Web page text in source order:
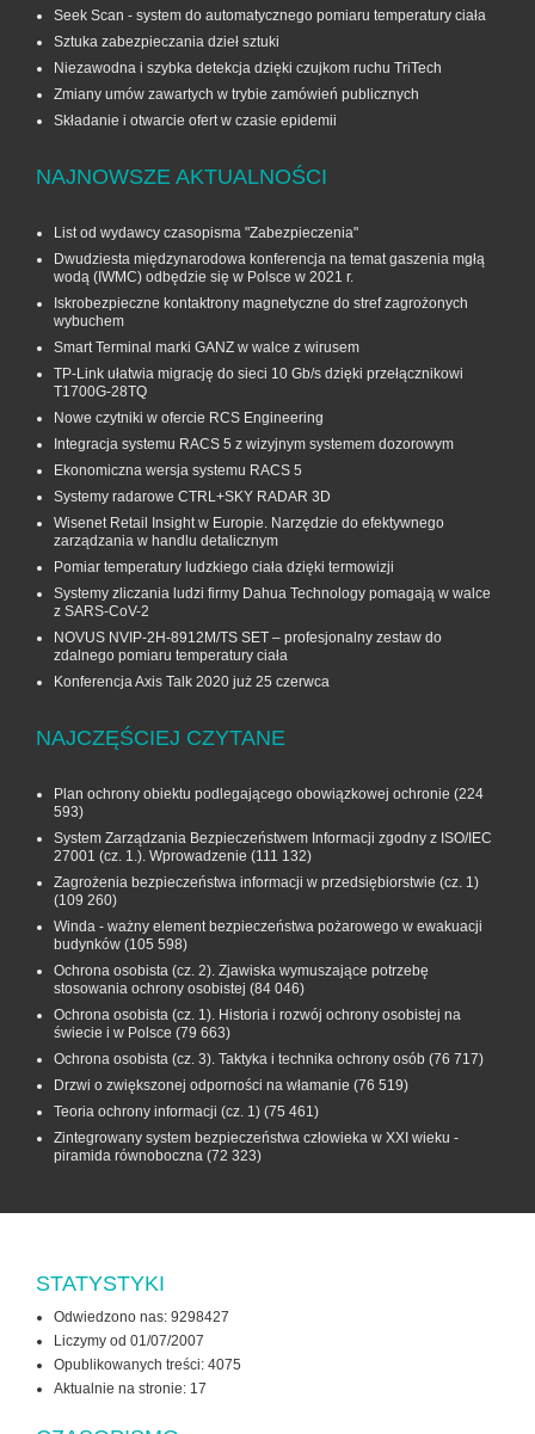
Seek Scan - system do automatycznego pomiaru temperatury ciała
Sztuka zabezpieczania dzieł sztuki
Niezawodna i szybka detekcja dzięki czujkom ruchu TriTech
Zmiany umów zawartych w trybie zamówień publicznych
Składanie i otwarcie ofert w czasie epidemii
NAJNOWSZE AKTUALNOŚCI
List od wydawcy czasopisma "Zabezpieczenia"
Dwudziesta międzynarodowa konferencja na temat gaszenia mgłą
wodą (IWMC) odbędzie się w Polsce w 2021 r.
Iskrobezpieczne kontaktrony magnetyczne do stref zagrożonych
wybuchem
Smart Terminal marki GANZ w walce z wirusem
TP-Link ułatwia migrację do sieci 10 Gb/s dzięki przełącznikowi
T1700G‑28TQ
Nowe czytniki w ofercie RCS Engineering
Integracja systemu RACS 5 z wizyjnym systemem dozorowym
Ekonomiczna wersja systemu RACS 5
Systemy radarowe CTRL+SKY RADAR 3D
Wisenet Retail Insight w Europie. Narzędzie do efektywnego
zarządzania w handlu detalicznym
Pomiar temperatury ludzkiego ciała dzięki termowizji
Systemy zliczania ludzi firmy Dahua Technology pomagają w walce
z SARS-CoV-2
NOVUS NVIP-2H-8912M/TS SET – profesjonalny zestaw do
zdalnego pomiaru temperatury ciała
Konferencja Axis Talk 2020 już 25 czerwca
NAJCZĘŚCIEJ CZYTANE
Plan ochrony obiektu podlegającego obowiązkowej ochronie (224
593)
System Zarządzania Bezpieczeństwem Informacji zgodny z ISO/IEC
27001 (cz. 1.). Wprowadzenie (111 132)
Zagrożenia bezpieczeństwa informacji w przedsiębiorstwie (cz. 1)
(109 260)
Winda - ważny element bezpieczeństwa pożarowego w ewakuacji
budynków (105 598)
Ochrona osobista (cz. 2). Zjawiska wymuszające potrzebę
stosowania ochrony osobistej (84 046)
Ochrona osobista (cz. 1). Historia i rozwój ochrony osobistej na
świecie i w Polsce (79 663)
Ochrona osobista (cz. 3). Taktyka i technika ochrony osób (76 717)
Drzwi o zwiększonej odporności na włamanie (76 519)
Teoria ochrony informacji (cz. 1) (75 461)
Zintegrowany system bezpieczeństwa człowieka w XXI wieku -
piramida równoboczna (72 323)
STATYSTYKI
Odwiedzono nas: 9298427
Liczymy od 01/07/2007
Opublikowanych treści: 4075
Aktualnie na stronie: 17